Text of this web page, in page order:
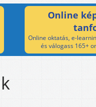
Online
Online oktatás, e-
és válogass 165+